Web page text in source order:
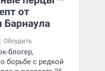
от
Обсудить
блогер,
борьбе с редкой